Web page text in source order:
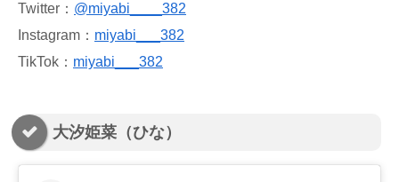
Twitter： @miyabi____382
Instagram： miyabi___382
TikTok： miyabi___382
大汐姫菜（ひな）